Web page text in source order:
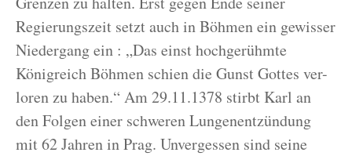
Regierungszeit setzt auch in Böhmen ein gewisser
Niedergang ein : „Das einst hochgerühmte
Königreich Böhmen schien die Gunst Gottes ver-
loren zu haben.“ Am 29.11.1378 stirbt Karl an
den Folgen einer schweren Lungenentzündung
mit 62 Jahren in Prag. Unvergessen sind seine